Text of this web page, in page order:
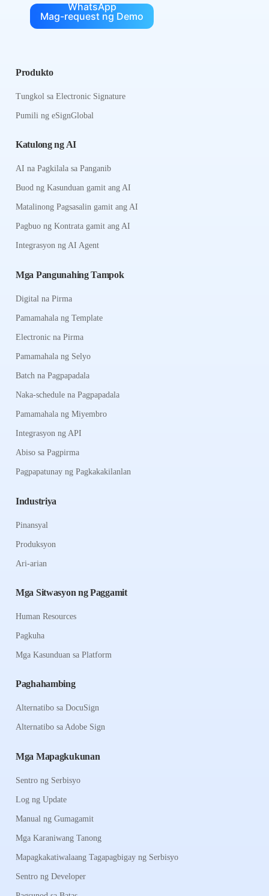
WhatsApp
Mag-request ng Demo
Produkto
Tungkol sa Electronic Signature
Pumili ng eSignGlobal
Katulong ng AI
AI na Pagkilala sa Panganib
Buod ng Kasunduan gamit ang AI
Matalinong Pagsasalin gamit ang AI
Pagbuo ng Kontrata gamit ang AI
Integrasyon ng AI Agent
Mga Pangunahing Tampok
Digital na Pirma
Pamamahala ng Template
Electronic na Pirma
Pamamahala ng Selyo
Batch na Pagpapadala
Naka-schedule na Pagpapadala
Pamamahala ng Miyembro
Integrasyon ng API
Abiso sa Pagpirma
Pagpapatunay ng Pagkakakilanlan
Industriya
Pinansyal
Produksyon
Ari-arian
Mga Sitwasyon ng Paggamit
Human Resources
Pagkuha
Mga Kasunduan sa Platform
Paghahambing
Alternatibo sa DocuSign
Alternatibo sa Adobe Sign
Mga Mapagkukunan
Sentro ng Serbisyo
Log ng Update
Manual ng Gumagamit
Mga Karaniwang Tanong
Mapagkakatiwalaang Tagapagbigay ng Serbisyo
Sentro ng Developer